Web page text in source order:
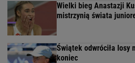
Wielki bieg Anastazji
mistrzynią świata
Świątek odwróciła losy
koniec